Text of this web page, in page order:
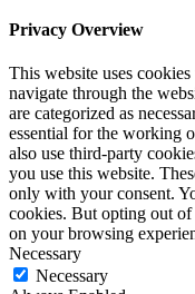
Privacy Overview
This website uses
navigate through the
are categorized as
essential for the working
also use third-party
you use this website.
only with your consent.
cookies. But opting out of
on your browsing
Necessary
Necessary